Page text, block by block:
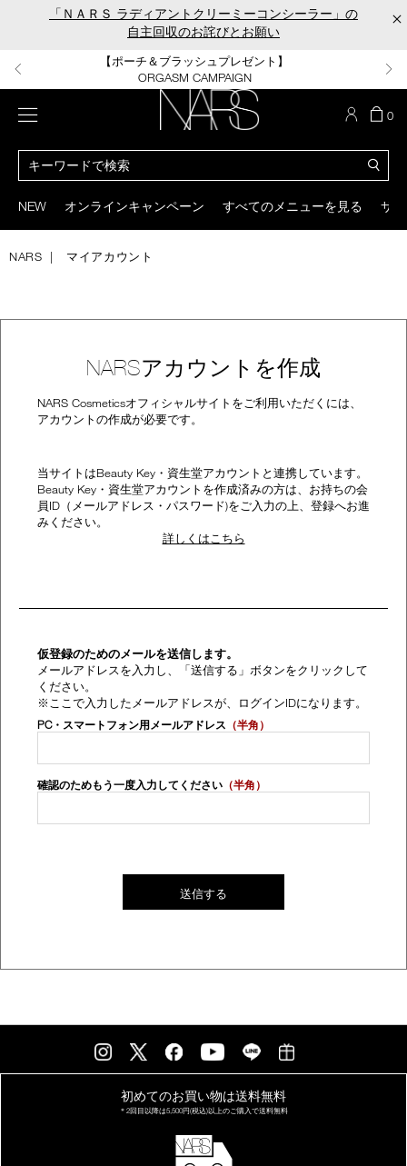
×
「ＮＡＲＳ ラディアントクリーミーコンシーラー」の
自主回収のお詫びとお願い
【ミニパフプレゼント】
新リキッドブラッシュご購入でプレゼント
【はじめての購入はこちらから】
新リキッドブラッシュスターターキット
【サンプル＆ヘアピン付】
オイルクレンジングキット
【ギフトショッパープレゼント】
カラーアイテムをあの人へのプレゼントに
【ポーチ＆ブラッシュプレゼント】
ORGASM CAMPAIGN
メニュー
NEW オンラインキャンペーン すべてのメニューを見る サ
カ
ト
商
数
0
ロ
グ
検
索
can
tab
left
mobile
device)
suggestions
given
form
search
keyword
have
NARS マイアカウント
NARSアカウントを作成
NARS Cosmeticsオフィシャルサイトをご利用いただくには、
アカウントの作成が必要です。
当サイトはBeauty Key・資生堂アカウントと連携しています。
Beauty Key・資生堂アカウントを作成済みの方は、お持ちの会
員ID（メールアドレス・パスワード)をご入力の上、登録へお進
みください。
詳しくはこちら
仮登録のためのメールを送信します。
メールアドレスを入力し、「送信する」ボタンをクリックして
ください。
※ここで入力したメールアドレスが、ログインIDになります。
PC・スマートフォン用メールアドレス （半角）
確認のためもう一度入力してください （半角）
送信する
初めてのお買い物は送料無料
＊2回目以降は5,500円(税込)以上のご購入で送料無料